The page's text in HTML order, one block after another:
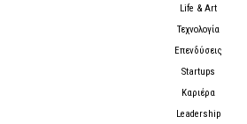
Life & Art
Τεχνολογία
Επενδύσεις
Startups
Καριέρα
Leadership